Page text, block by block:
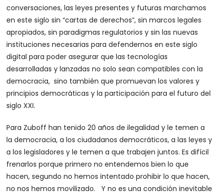
conversaciones, las leyes presentes y futuras marchamos
en este siglo sin “cartas de derechos”, sin marcos legales
apropiados, sin paradigmas regulatorios y sin las nuevas
instituciones necesarias para defendernos en este siglo
digital para poder asegurar que las tecnologías
desarrolladas y lanzadas no solo sean compatibles con la
democracia, sino también que promuevan los valores y
principios democráticas y la participación para el futuro del
siglo XXI.
Para Zuboff han tenido 20 años de ilegalidad y le temen a
la democracia, a los ciudadanos democráticos, a las leyes y
a los legisladores y le temen a que trabajen juntos. Es difícil
frenarlos porque primero no entendemos bien lo que
hacen, segundo no hemos intentado prohibir lo que hacen,
no nos hemos movilizado. Y no es una condición inevitable